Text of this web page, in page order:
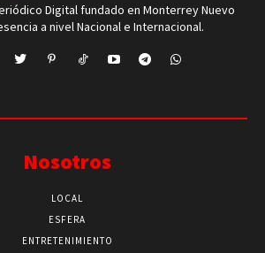
Digital fundado en Monterrey Nuevo
a nivel Nacional e Internacional.
Nosotros
LOCAL
ESFERA
ENTRETENIMIENTO